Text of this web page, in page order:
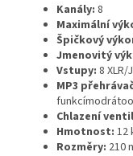
Kanály: 8
Maximální
Špičkový
Jmenovitý
Vstupy: 8
MP3
Chlazení
Hmotnost: 12
Rozměry: 210